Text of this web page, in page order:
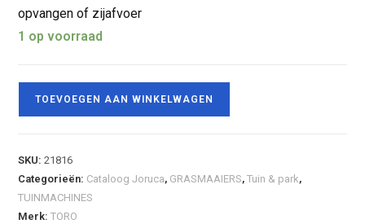
opvangen of zijafvoer
1 op voorraad
TOEVOEGEN AAN WINKELWAGEN
SKU:21816
Categorieën: Cataloog Joruca, GRASMAAIERS,Tuin & park,
TUINMACHINES
Merk:TORO